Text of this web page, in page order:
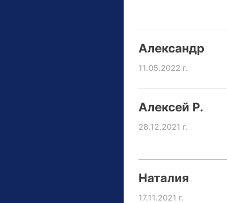
Александр
11.05.2022 г.
Алексей Р.
28.12.2021 г.
Наталия
17.11.2021 г.